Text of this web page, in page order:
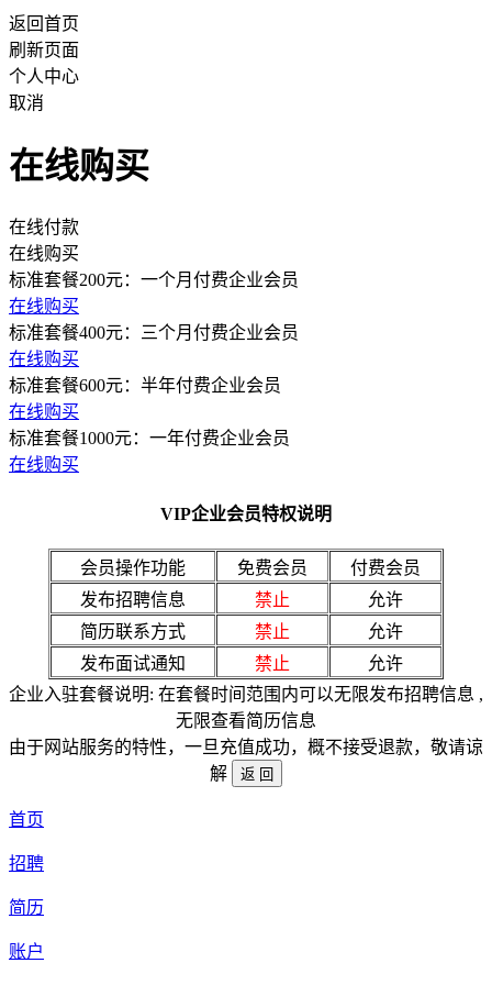
返回首页
刷新页面
个人中心
取消
在线购买
在线付款
在线购买
标准套餐200元：一个月付费企业会员
在线购买
标准套餐400元：三个月付费企业会员
在线购买
标准套餐600元：半年付费企业会员
在线购买
标准套餐1000元：一年付费企业会员
在线购买
VIP企业会员特权说明
会员操作功能 免费会员
付费会员
发布招聘信息
禁止
允许
简历联系方式
禁止
允许
发布面试通知
禁止
允许
企业入驻套餐说明: 在套餐时间范围内可以无限发布招聘信息 ,
无限查看简历信息
由于网站服务的特性，一旦充值成功，概不接受退款，敬请谅
解
首页
招聘
简历
账户